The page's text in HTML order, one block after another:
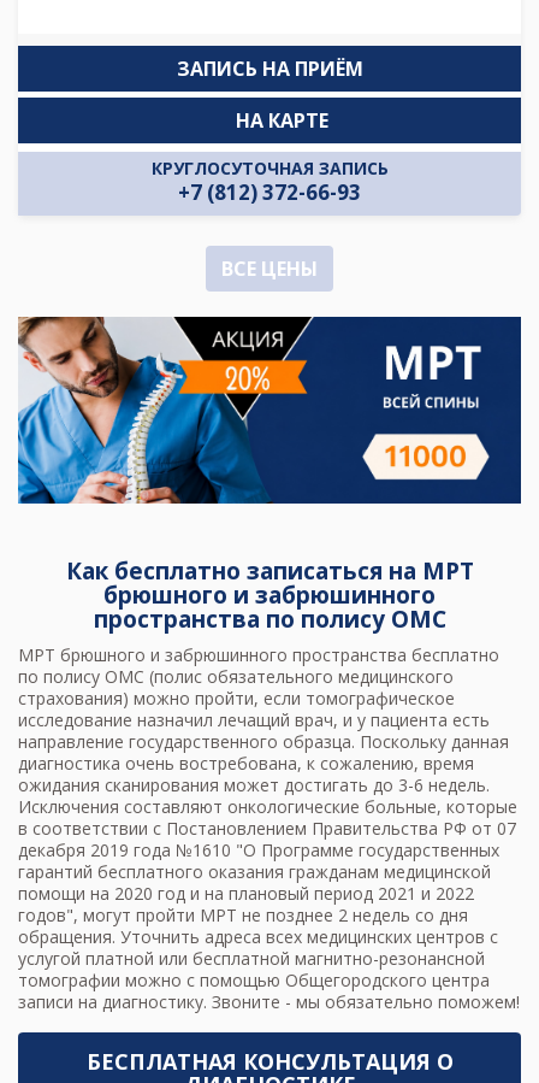
ЗАПИСЬ НА ПРИЁМ
КРУГЛОСУТОЧНАЯ ЗАПИСЬ
+7 (812) 372-66-93
НА КАРТЕ
ВСЕ ЦЕНЫ
Как бесплатно записаться на МРТ
брюшного и забрюшинного
пространства по полису ОМС
МРТ брюшного и забрюшинного пространства бесплатно
по полису ОМС (полис обязательного медицинского
страхования) можно пройти, если томографическое
исследование назначил лечащий врач, и у пациента есть
направление государственного образца. Поскольку данная
диагностика очень востребована, к сожалению, время
ожидания сканирования может достигать до 3-6 недель.
Исключения составляют онкологические больные, которые
в соответствии с Постановлением Правительства РФ от 07
декабря 2019 года №1610 "О Программе государственных
гарантий бесплатного оказания гражданам медицинской
помощи на 2020 год и на плановый период 2021 и 2022
годов", могут пройти МРТ не позднее 2 недель со дня
обращения. Уточнить адреса всех медицинских центров с
услугой платной или бесплатной магнитно-резонансной
томографии можно с помощью Общегородского центра
записи на диагностику. Звоните - мы обязательно поможем!
БЕСПЛАТНАЯ КОНСУЛЬТАЦИЯ О